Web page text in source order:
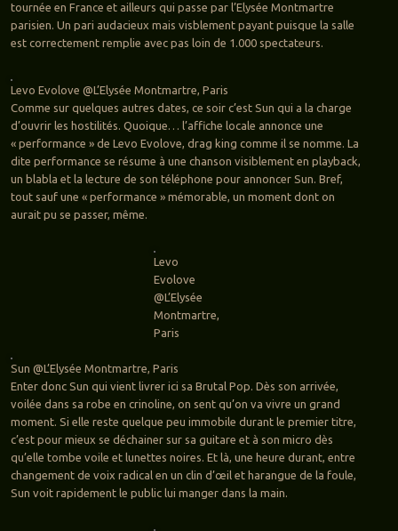
tournée en France et ailleurs qui passe par l’Elysée Montmartre
parisien. Un pari audacieux mais visblement payant puisque la salle
est correctement remplie avec pas loin de 1.000 spectateurs.
Levo Evolove @L’Elysée Montmartre, Paris
Comme sur quelques autres dates, ce soir c’est Sun qui a la charge
d’ouvrir les hostilités. Quoique… l’affiche locale annonce une
« performance » de Levo Evolove, drag king comme il se nomme. La
dite performance se résume à une chanson visiblement en playback,
un blabla et la lecture de son téléphone pour annoncer Sun. Bref,
tout sauf une « performance » mémorable, un moment dont on
aurait pu se passer, même.
Levo
Evolove
@L’Elysée
Montmartre,
Paris
Sun @L’Elysée Montmartre, Paris
Enter donc Sun qui vient livrer ici sa Brutal Pop. Dès son arrivée,
voilée dans sa robe en crinoline, on sent qu’on va vivre un grand
moment. Si elle reste quelque peu immobile durant le premier titre,
c’est pour mieux se déchainer sur sa guitare et à son micro dès
qu’elle tombe voile et lunettes noires. Et là, une heure durant, entre
changement de voix radical en un clin d’œil et harangue de la foule,
Sun voit rapidement le public lui manger dans la main.